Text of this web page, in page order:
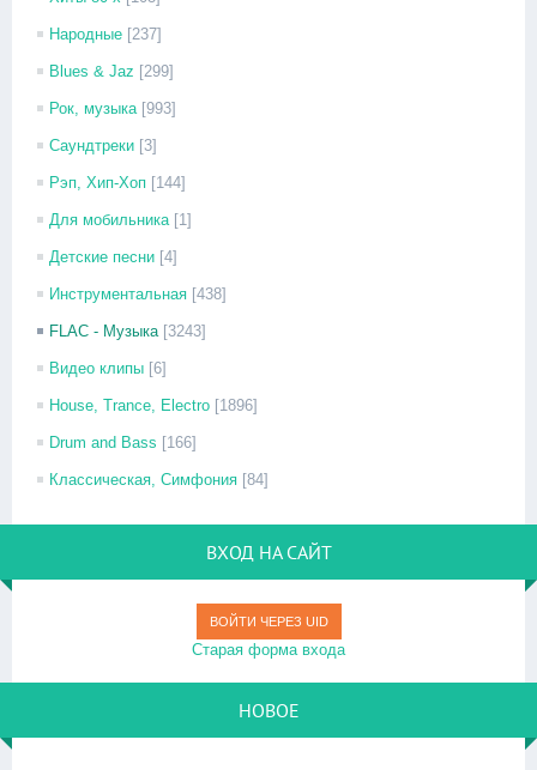
Народные [237]
Blues & Jaz [299]
Рок, музыка [993]
Саундтреки [3]
Рэп, Хип-Хоп [144]
Для мобильника [1]
Детские песни [4]
Инструментальная [438]
FLAC - Музыка [3243]
Видео клипы [6]
House, Trance, Electro [1896]
Drum and Bass [166]
Классическая, Симфония [84]
ВХОД НА САЙТ
ВОЙТИ ЧЕРЕЗ UID
Старая форма входа
НОВОЕ